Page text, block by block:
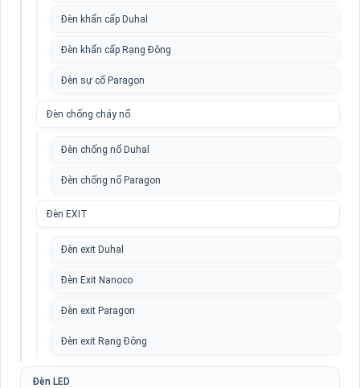
Đèn khẩn cấp Duhal
Đèn khẩn cấp Rạng Đông
Đèn sự cố Paragon
Đèn chống cháy nổ
Đèn chống nổ Duhal
Đèn chống nổ Paragon
Đèn EXIT
Đèn exit Duhal
Đèn Exit Nanoco
Đèn exit Paragon
Đèn exit Rạng Đông
Đèn LED